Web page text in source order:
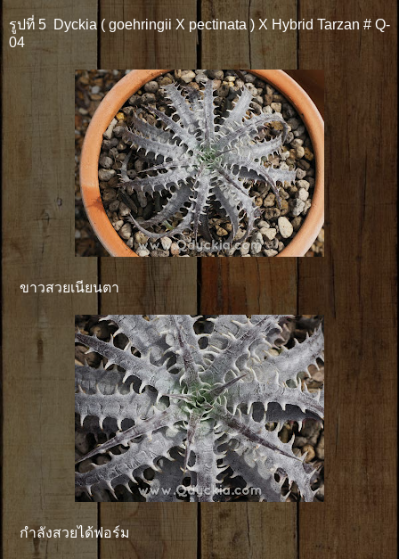
รูปที่ 5 Dyckia ( goehringii X pectinata ) X Hybrid Tarzan # Q-
04
ขาวสวยเนียนตา
กำลังสวยได้ฟอร์ม